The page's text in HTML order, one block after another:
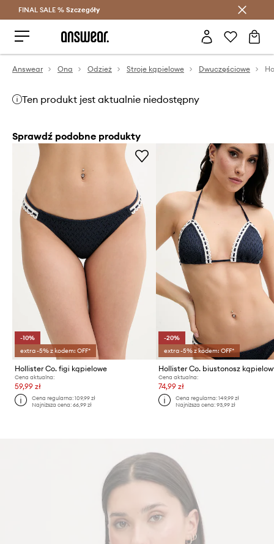
Oszczędzaj z Answear Club >
FINAL SALE % Szczegóły
Answear Ona Odzież Stroje kąpielowe Dwuczęściowe
Ten produkt jest aktualnie niedostępny
Sprawdź podobne produkty
-10%
extra -5% z kodem: OFF*
Hollister Co. figi kąpielowe
Cena aktualna:
59,99 zł
Cena regularna:109,99 zł
Najniższa cena:66,99 zł
-20%
extra -5% z kodem: OFF*
Hollister Co. biustonosz
Cena aktualna:
74,99 zł
Cena regularna: 149,99 zł
Najniższa cena: 93,99 zł